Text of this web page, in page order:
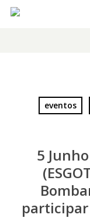
Skip
eventos
5